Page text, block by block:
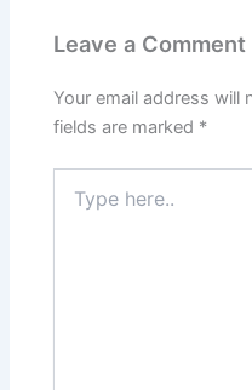
Leave a Comment
Your email address will
fields are marked *
here..